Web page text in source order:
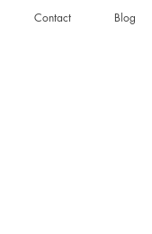
Contact Blog